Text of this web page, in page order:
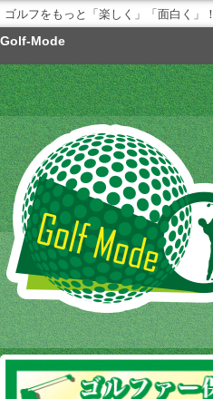
ゴルフをもっと「楽しく」「面白く」！
Golf-Mode